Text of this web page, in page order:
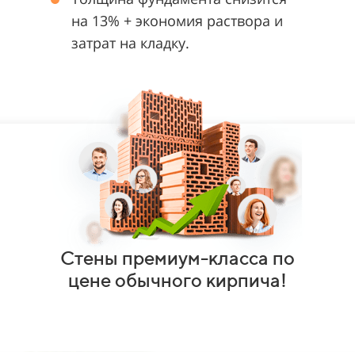
на 13% + экономия раствора и
затрат на кладку.
Стены премиум-класса по
цене обычного кирпича!